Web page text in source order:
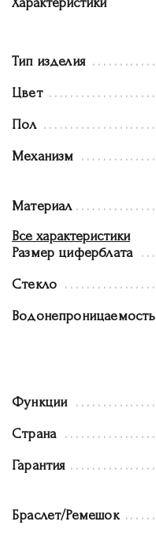
Тип изделия
Цвет
Пол
Механизм
Материал
Все характеристики
Размер циферблата
Стекло
Водонепроницаемость
Функции
Страна
Гарантия
Браслет/Ремешок